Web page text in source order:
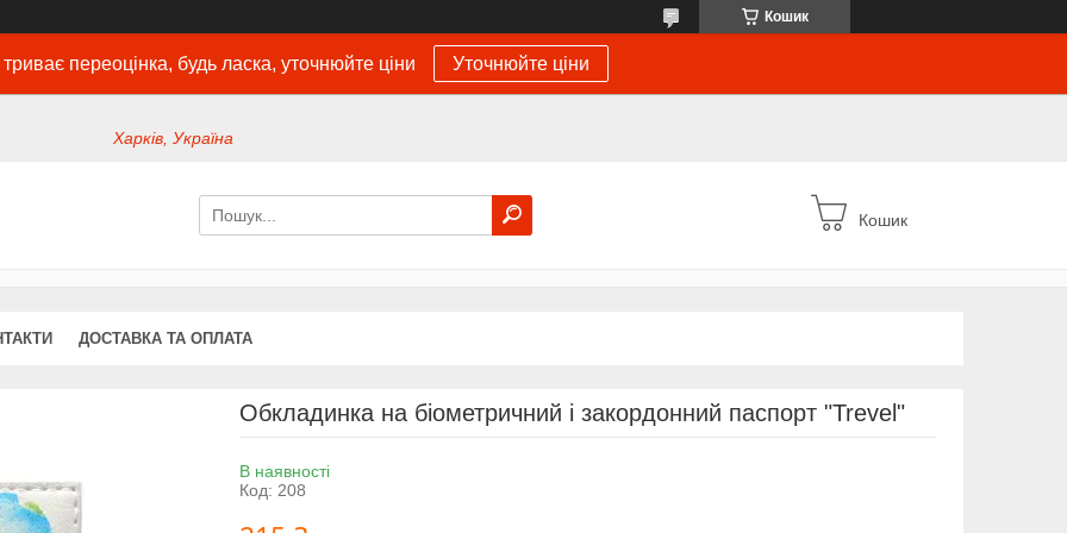
Кошик
переоцінка, будь ласка, уточнюйте ціни Уточнюйте ціни
Харків, Україна
Кошик
ДОСТАВКА ТА ОПЛАТА
Обкладинка на біометричний і закордонний паспорт "Trevel"
В наявності
Код: 208